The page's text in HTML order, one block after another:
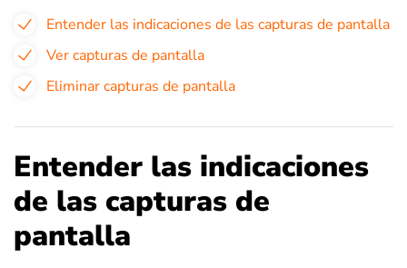
Entender las indicaciones de las capturas de pantalla
Ver capturas de pantalla
Eliminar capturas de pantalla
Entender las indicaciones
de las capturas de
pantalla